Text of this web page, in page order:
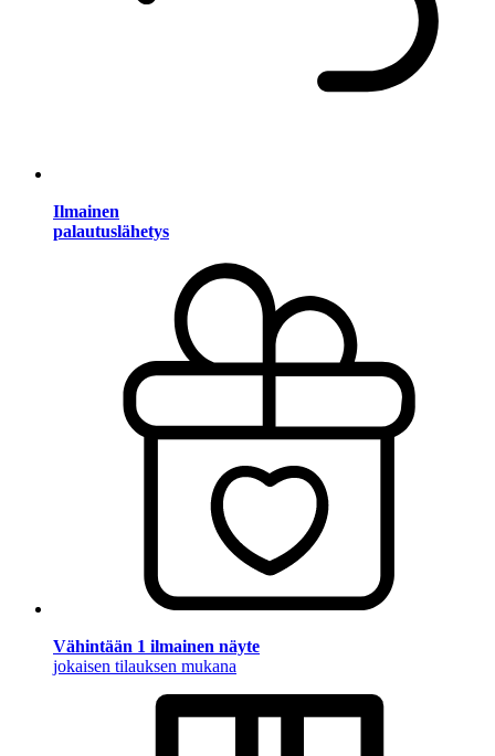
Ilmainen
palautuslähetys
Vähintään 1 ilmainen näyte
jokaisen tilauksen mukana